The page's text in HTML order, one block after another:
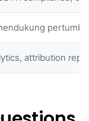
attribution